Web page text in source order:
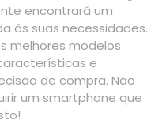
encontrará um
às suas necessidades.
melhores modelos
e
de compra. Não
um smartphone que